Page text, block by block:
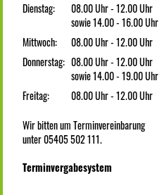
Dienstag:
08.00 Uhr - 12.00 Uhr
sowie 14.00 - 16.00 Uhr
Mittwoch:
08.00 Uhr - 12.00 Uhr
Donnerstag: 08.00 Uhr - 12.00 Uhr
sowie 14.00 - 19.00 Uhr
Freitag:
08.00 Uhr - 12.00 Uhr
Wir bitten um Terminvereinbarung
unter 05405 502 111.
Terminvergabesystem